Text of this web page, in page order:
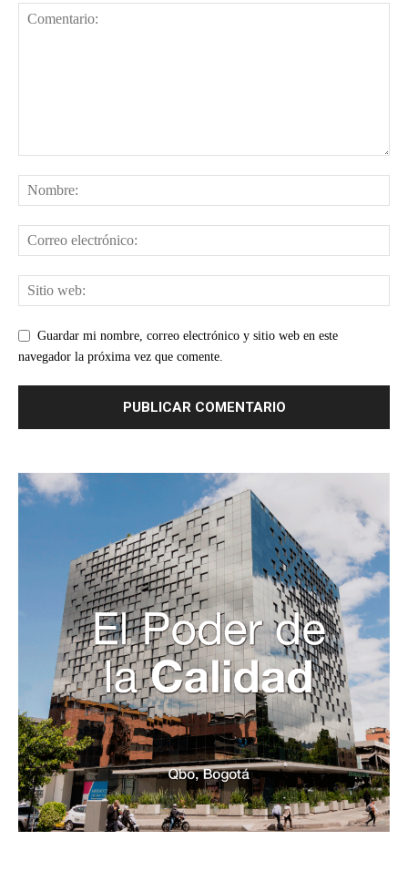
Guardar mi nombre, correo electrónico y sitio web en este
navegador la próxima vez que comente.